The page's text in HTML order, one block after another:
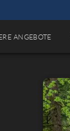
ANGEBOTE